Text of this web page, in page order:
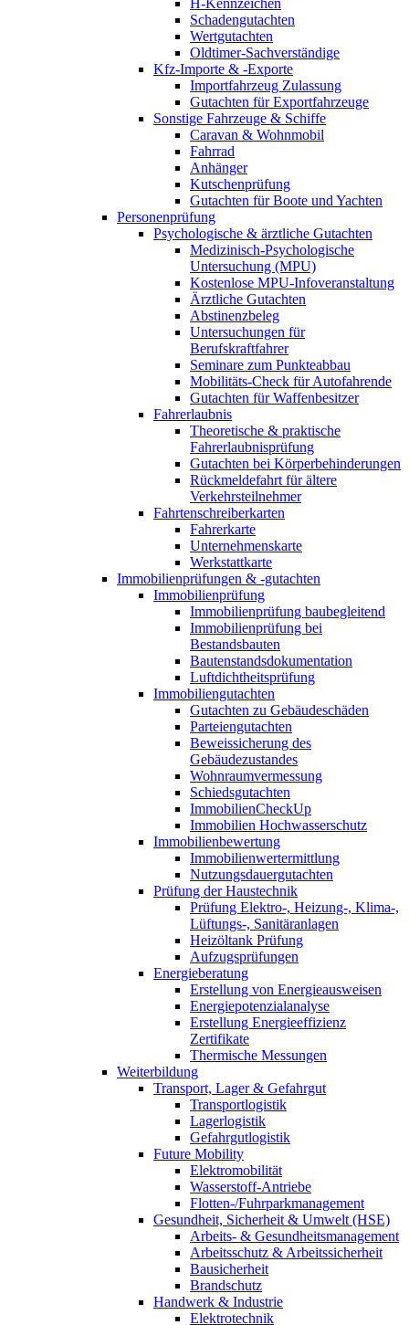
Schadengutachten
Wertgutachten
Oldtimer-Sachverständige
Kfz-Importe & -Exporte
Importfahrzeug Zulassung
Gutachten für Exportfahrzeuge
Sonstige Fahrzeuge & Schiffe
Caravan & Wohnmobil
Fahrrad
Anhänger
Kutschenprüfung
Gutachten für Boote und Yachten
Personenprüfung
Psychologische & ärztliche Gutachten
Medizinisch-Psychologische
Untersuchung (MPU)
Kostenlose MPU-Infoveranstaltung
Ärztliche Gutachten
Abstinenzbeleg
Untersuchungen für
Berufskraftfahrer
Seminare zum Punkteabbau
Mobilitäts-Check für Autofahrende
Gutachten für Waffenbesitzer
Fahrerlaubnis
Theoretische & praktische
Fahrerlaubnisprüfung
Gutachten bei Körperbehinderungen
Rückmeldefahrt für ältere
Verkehrsteilnehmer
Fahrtenschreiberkarten
Fahrerkarte
Unternehmenskarte
Werkstattkarte
Immobilienprüfungen & -gutachten
Immobilienprüfung
Immobilienprüfung baubegleitend
Immobilienprüfung bei
Bestandsbauten
Bautenstandsdokumentation
Luftdichtheitsprüfung
Immobiliengutachten
Gutachten zu Gebäudeschäden
Parteiengutachten
Beweissicherung des
Gebäudezustandes
Wohnraumvermessung
Schiedsgutachten
ImmobilienCheckUp
Immobilien Hochwasserschutz
Immobilienbewertung
Immobilienwertermittlung
Nutzungsdauergutachten
Prüfung der Haustechnik
Prüfung Elektro-, Heizung-, Klima-,
Lüftungs-, Sanitäranlagen
Heizöltank Prüfung
Aufzugsprüfungen
Energieberatung
Erstellung von Energieausweisen
Energiepotenzialanalyse
Erstellung Energieeffizienz
Zertifikate
Thermische Messungen
Weiterbildung
Transport, Lager & Gefahrgut
Transportlogistik
Lagerlogistik
Gefahrgutlogistik
Future Mobility
Elektromobilität
Wasserstoff-Antriebe
Flotten-/Fuhrparkmanagement
Gesundheit, Sicherheit & Umwelt (HSE)
Arbeits- & Gesundheitsmanagement
Arbeitsschutz & Arbeitssicherheit
Bausicherheit
Brandschutz
Handwerk & Industrie
Elektrotechnik